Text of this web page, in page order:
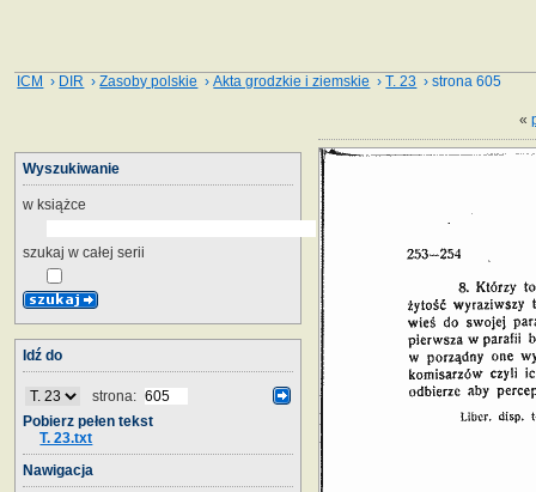
ICM › DIR ›Zasoby polskie ›Akta grodzkie i ziemskie ›T. 23 › strona 605
«
Wyszukiwanie
w książce
szukaj w całej serii
Idź do
strona:
Pobierz pełen tekst
T. 23.txt
Nawigacja